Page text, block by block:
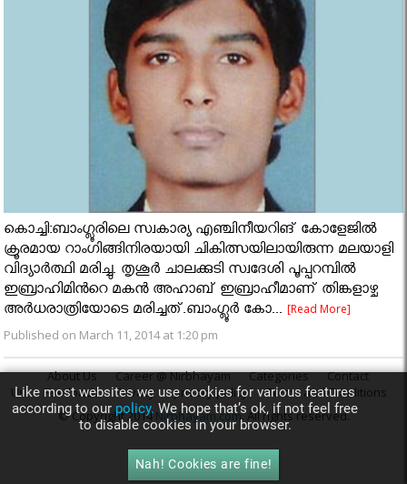
കൊച്ചി:ബാംഗ്ലൂരിലെ സ്വകാര്യ എഞ്ചിനീയറിങ് കോളേജില്‍
ക്രൂരമായ റാംഗിങ്ങിനിരയായി ചികിത്സയിലായിരുന്ന മലയാളി
വിദ്യാര്‍ത്ഥി മരിച്ചു. തൃശൂര്‍ ചാലക്കുടി സ്വദേശി പൂപ്പറമ്പില്‍
ഇബ്രാഹിമിൻറെ മകൻ അഹാബ് ഇബ്രാഹീമാണ് തിങ്കളാഴ്ച
അര്‍ധരാത്രിയോടെ മരിച്ചത്.ബാംഗ്ലൂര്‍ കോ...[Read More]
Published on March 11, 2014 at 1:20 pm
About Us Career @ Nirbhayam Categories
Contact
Us
Feedback Privacy privacy policy
Terms and Conditions
© Copyright 2014Nirbhayam.com. All rights reserved.
Like most websites we use cookies for various features
according to ourpolicy.We hope that’s ok, if not feel free
to disable cookies in your browser.
Nah! Cookies are fine!